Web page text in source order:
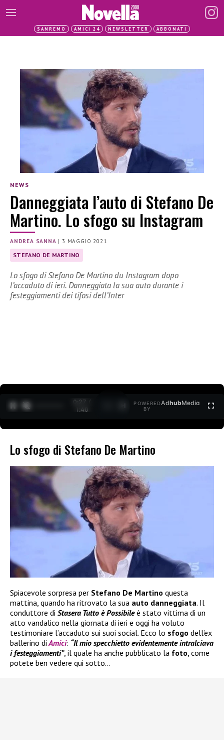
SANREMO AMICI 24 NEWSLETTER ABBONATI
NEWS
Danneggiata l’auto di Stefano De
Martino. Lo sfogo su Instagram
ANDREA SANNA |3 MAGGIO 2021
STEFANO DE MARTINO
Lo sfogo di Stefano De Martino du Instagram dopo
l’accaduto di ieri. Danneggiata la sua auto durante i
festeggiamenti dei tifosi dell’Inter
0:28 /
1:40
POWERED
BY
AdhubMedia
Lo sfogo di Stefano De Martino
Spiacevole sorpresa per Stefano De Martino questa
mattina, quando ha ritrovato la sua auto danneggiata. Il
conduttore di Stasera Tutto è Possibileè stato vittima di un
atto vandalico nella giornata di ieri e oggi ha voluto
testimoniare l’accaduto sui suoi social. Ecco lo sfogo dell’ex
ballerino di Amici: “Il mio specchietto evidentemente intralciava
i festeggiamenti”, il quale ha anche pubblicato la foto, come
potete ben vedere qui sotto…